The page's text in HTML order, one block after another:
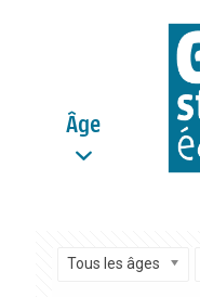
Âge
Tous les âges